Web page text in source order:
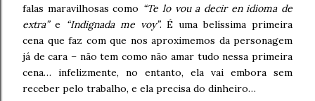
falas maravilhosas como “Te lo vou a decir en idioma de
extra”e “Indignada me voy”. É uma belíssima primeira
cena que faz com que nos aproximemos da personagem
já de cara – não tem como não amar tudo nessa primeira
cena… infelizmente, no entanto, ela vai embora sem
receber pelo trabalho, e ela precisa do dinheiro…